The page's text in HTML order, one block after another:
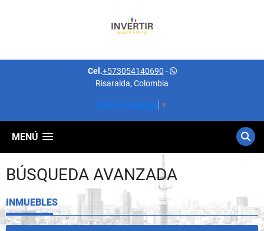
Cel.+573054140690 -
Risaralda, Colombia
Select Language ▼
MENÚ
BÚSQUEDA AVANZADA
INMUEBLES